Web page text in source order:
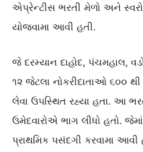
એપ્રેન્ટીસ ભરતી મેળો અને
યોજવામા આવી હતી.
જે દરમ્યાન દાહોદ, પંચમહાલ,
૧૨ જેટલા નોકરીદાતાઓ ૬૦૦
લેવા ઉપસ્થિત રહ્યા હતા. આ
ઉમેદવારોએ ભાગ લીધો હતો.
પ્રાથમિક પસંદગી કરવામા આવી